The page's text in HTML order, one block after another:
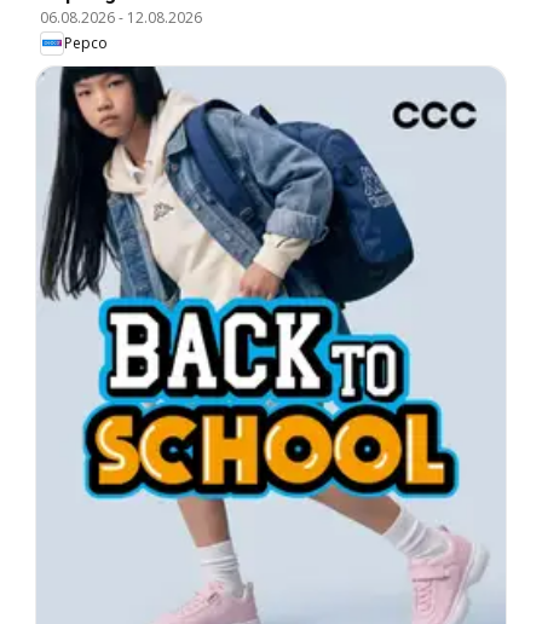
06.08.2026- 12.08.2026
Pepco